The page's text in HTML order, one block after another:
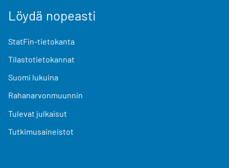
Löydä nopeasti
StatFin-tietokanta
Tilastotietokannat
Suomi lukuina
Rahanarvonmuunnin
Tulevat julkaisut
Tutkimusaineistot